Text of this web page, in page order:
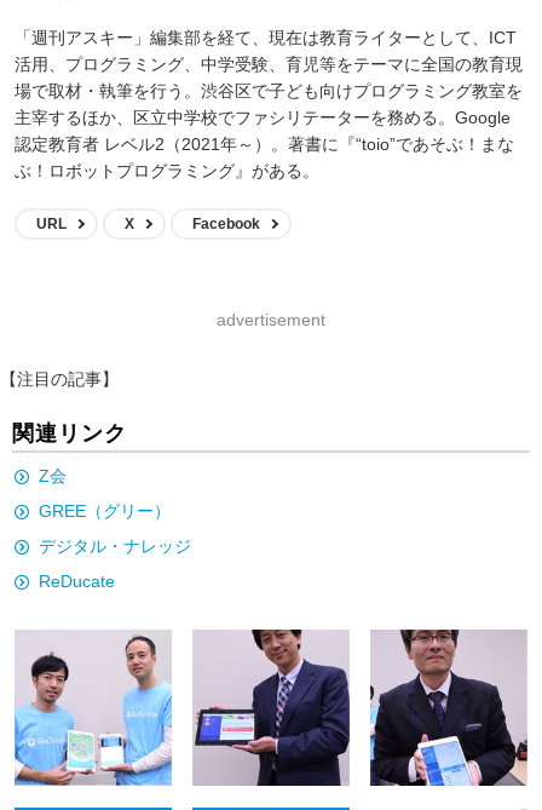
「週刊アスキー」編集部を経て、現在は教育ライターとして、ICT
活用、プログラミング、中学受験、育児等をテーマに全国の教育現
場で取材・執筆を行う。渋谷区で子ども向けプログラミング教室を
主宰するほか、区立中学校でファシリテーターを務める。Google
認定教育者 レベル2（2021年～）。著書に『“toio”であそぶ！まな
ぶ！ロボットプログラミング』がある。
URL X Facebook
advertisement
【注目の記事】
関連リンク
Z会
GREE（グリー）
デジタル・ナレッジ
ReDucate